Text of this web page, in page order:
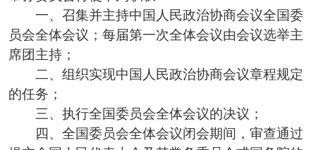
一、召集并主持中国人民政治协商会议全国委
员会全体会议；每届第一次全体会议由会议选举主
席团主持；
二、组织实现中国人民政治协商会议章程规定
的任务；
三、执行全国委员会全体会议的决议；
四、全国委员会全体会议闭会期间，审查通过